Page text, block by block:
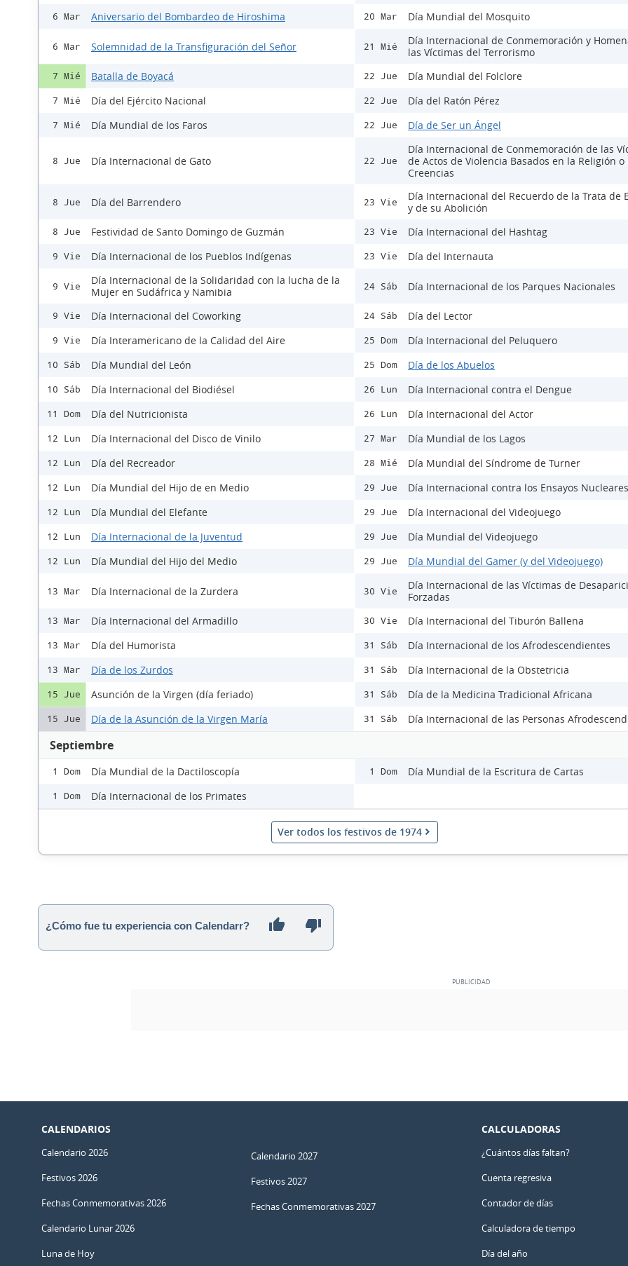
6 Mar Aniversario del Bombardeo de Hiroshima
6 Mar Solemnidad de la Transfiguración del Señor
7 Mié Batalla de Boyacá
7 Mié Día del Ejército Nacional
7 Mié Día Mundial de los Faros
8 Jue Día Internacional de Gato
8 Jue Día del Barrendero
8 Jue Festividad de Santo Domingo de Guzmán
9 Vie Día Internacional de los Pueblos Indígenas
9 Vie
Día Internacional de la Solidaridad con la lucha de la
Mujer en Sudáfrica y Namibia
9 Vie Día Internacional del Coworking
9 Vie Día Interamericano de la Calidad del Aire
10 Sáb Día Mundial del León
10 Sáb Día Internacional del Biodiésel
11 Dom Día del Nutricionista
12 Lun Día Internacional del Disco de Vinilo
12 Lun Día del Recreador
12 Lun Día Mundial del Hijo de en Medio
12 Lun Día Mundial del Elefante
12 Lun Día Internacional de la Juventud
12 Lun Día Mundial del Hijo del Medio
13 Mar Día Internacional de la Zurdera
13 Mar Día Internacional del Armadillo
13 Mar Día del Humorista
13 Mar Día de los Zurdos
15 Jue Asunción de la Virgen (día feriado)
15 Jue Día de la Asunción de la Virgen María
20 Mar Día Mundial del Mosquito
21 Mié
Día Internacional de Conmemoración y
las Víctimas del Terrorismo
22 Jue Día Mundial del Folclore
22 Jue Día del Ratón Pérez
22 Jue Día de Ser un Ángel
22 Jue
Día Internacional de Conmemoración de las
de Actos de Violencia Basados en la Religión o
Creencias
23 Vie
Día Internacional del Recuerdo de la Trata de
y de su Abolición
23 Vie Día Internacional del Hashtag
23 Vie Día del Internauta
24 Sáb Día Internacional de los Parques Nacionales
24 Sáb Día del Lector
25 Dom Día Internacional del Peluquero
25 Dom Día de los Abuelos
26 Lun Día Internacional contra el Dengue
26 Lun Día Internacional del Actor
27 Mar Día Mundial de los Lagos
28 Mié Día Mundial del Síndrome de Turner
29 Jue Día Internacional contra los Ensayos Nucleares
29 Jue Día Internacional del Videojuego
29 Jue Día Mundial del Videojuego
29 Jue Día Mundial del Gamer (y del Videojuego)
30 Vie
Día Internacional de las Víctimas de
Forzadas
30 Vie Día Internacional del Tiburón Ballena
31 Sáb Día Internacional de los Afrodescendientes
31 Sáb Día Internacional de la Obstetricia
31 Sáb Día de la Medicina Tradicional Africana
31 Sáb Día Internacional de las Personas
Septiembre
1 Dom Día Mundial de la Dactiloscopía
1 Dom Día Internacional de los Primates
1 Dom Día Mundial de la Escritura de Cartas
Ver todos los festivos de 1974
¿Cómo fue tu experiencia con Calendarr?
CALENDARIOS
Calendario 2026
Festivos 2026
Fechas Conmemorativas 2026
Calendario Lunar 2026
Luna de Hoy
Calendario 2027
Festivos 2027
Fechas Conmemorativas 2027
CALCULADORAS
¿Cuántos días faltan?
Cuenta regresiva
Contador de días
Calculadora de tiempo
Día del año